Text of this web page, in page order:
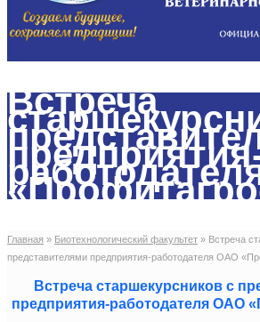
Встреча
Главная » Биотехнологический факультет » Встреча
представителями предприятия-работодателя ОАО
Встреча старшекурсников с
предприятия-работодателя ОАО